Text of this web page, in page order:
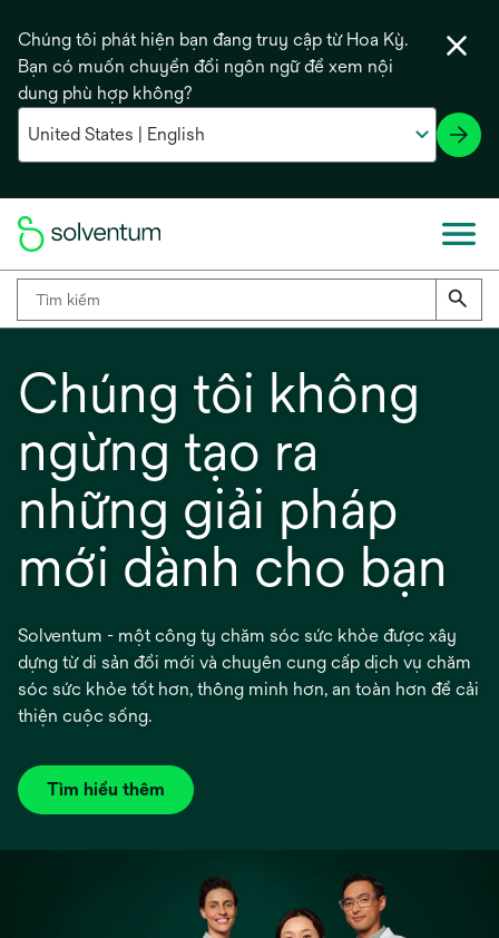
Chúng tôi phát hiện bạn đang truy cập từ Hoa Kỳ.
Bạn có muốn chuyển đổi ngôn ngữ để xem nội
dung phù hợp không?
Chúng tôi không
ngừng tạo ra
những giải pháp
mới dành cho bạn
Solventum - một công ty chăm sóc sức khỏe được xây
dựng từ di sản đổi mới và chuyên cung cấp dịch vụ chăm
sóc sức khỏe tốt hơn, thông minh hơn, an toàn hơn để cải
thiện cuộc sống.
Tìm hiểu thêm